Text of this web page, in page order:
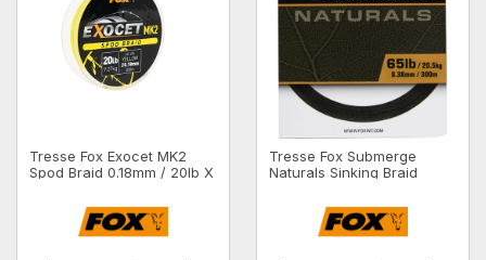
Tresse Fox Exocet MK2
Spod Braid 0.18mm / 20lb X
Tresse Fox Submerge
Naturals Sinking Braid